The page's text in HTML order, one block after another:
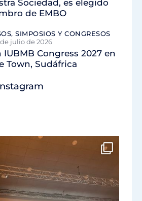
Sociedad, es elegido
de EMBO
SIMPOSIOS Y CONGRESOS
julio de 2026
IUBMB Congress 2027 en
Town, Sudáfrica